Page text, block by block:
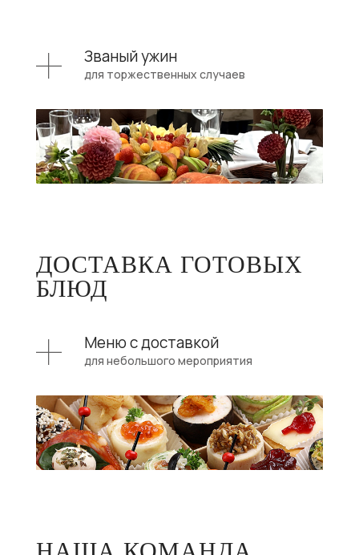
Званый ужин
для торжественных случаев
ДОСТАВКА ГОТОВЫХ
БЛЮД
Меню с доставкой
для небольшого мероприятия